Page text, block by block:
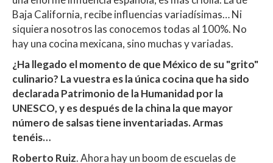
Baja California, recibe influencias variadísimas… Ni
siquiera nosotros las conocemos todas al 100%. No
hay una cocina mexicana, sino muchas y variadas.
¿Ha llegado el momento de que México de su "grito"
culinario? La vuestra es la única cocina que ha sido
declarada Patrimonio de la Humanidad por la
UNESCO, y es después de la china la que mayor
número de salsas tiene inventariadas. Armas
tenéis…
Roberto Ruiz. Ahora hay un boom de escuelas de